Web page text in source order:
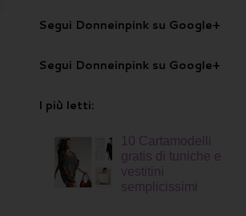
Segui Donneinpink su Google+
Segui Donneinpink su Google+
I più letti:
10 Cartamodelli
gratis di tuniche e
vestitini
semplicissimi